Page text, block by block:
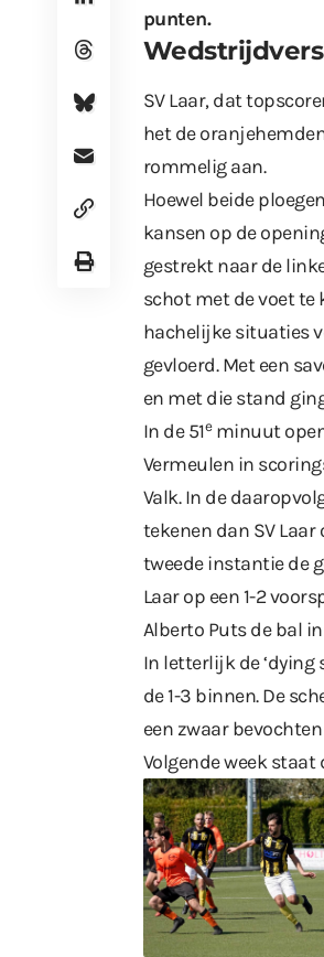
punten.
SV Laar, dat
het de
rommelig aan.
Hoewel beide
kansen op de
gestrekt naar de
schot met de voet te
hachelijke situaties
gevloerd. Met een
en met die stand
In de 51eminuut
Vermeulen in
Valk. In de
tekenen dan SV Laar
tweede instantie de
Laar op een 1-2
Alberto Puts de bal
In letterlijk de ‘dying
de 1-3 binnen. De
een zwaar
Volgende week